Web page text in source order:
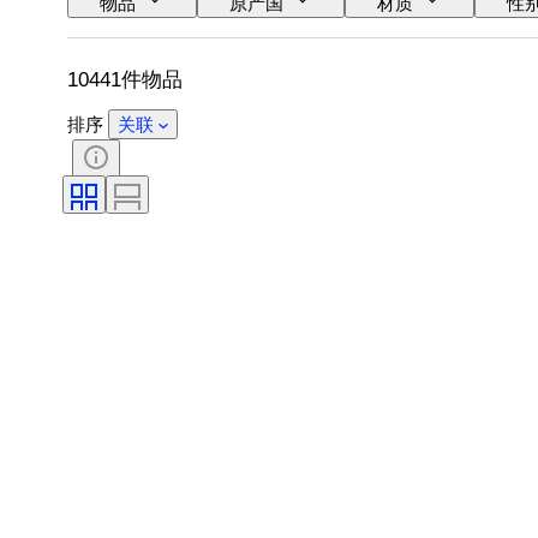
语言
颜色 表芯 表带
10441件物品
排序 关联